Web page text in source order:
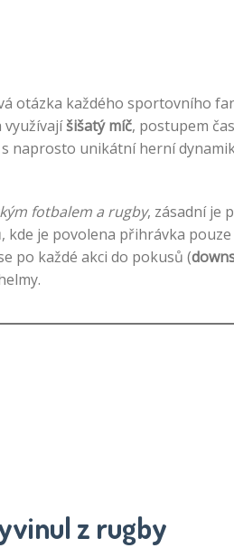
otázka každého sportovního
šišatý míč, postupem
naprosto unikátní herní
fotbalem a rugby, zásadní je
je povolena přihrávka pouze
po každé akci do pokusů (
z rugby